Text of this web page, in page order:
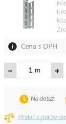
Cena s DPH
m
Přidat k
Na dotaz